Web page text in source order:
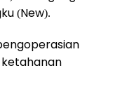
(New).